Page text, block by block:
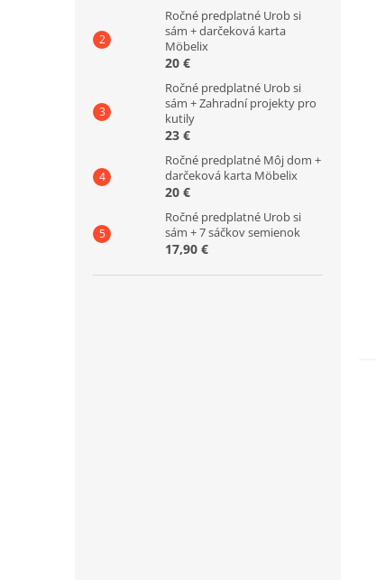
Ročné predplatné Urob si
sám + darčeková karta
Möbelix
20 €
Ročné predplatné Urob si
sám + Zahradní projekty pro
kutily
23 €
Ročné predplatné Môj dom +
darčeková karta Möbelix
20 €
Ročné predplatné Urob si
sám + 7 sáčkov semienok
17,90 €